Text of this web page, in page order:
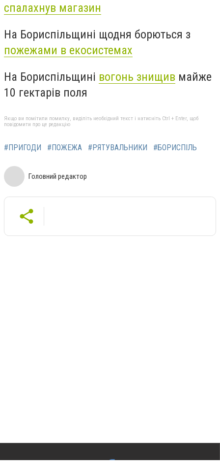
спалахнув магазин
На Бориспільщині щодня борються з
пожежами в екосистемах
На Бориспільщині вогонь знищив майже
10 гектарів поля
Якщо ви помітили помилку, виділіть необхідний текст і натисніть Ctrl + Enter, щоб
повідомити про це редакцію
#ПРИГОДИ #ПОЖЕЖА #РЯТУВАЛЬНИКИ #БОРИСПІЛЬ
Головний редактор